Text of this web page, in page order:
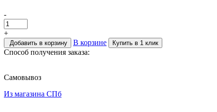
-
+
Добавить в корзину В корзине Купить в 1 клик
Способ получения заказа:
Самовывоз
Из магазина СПб